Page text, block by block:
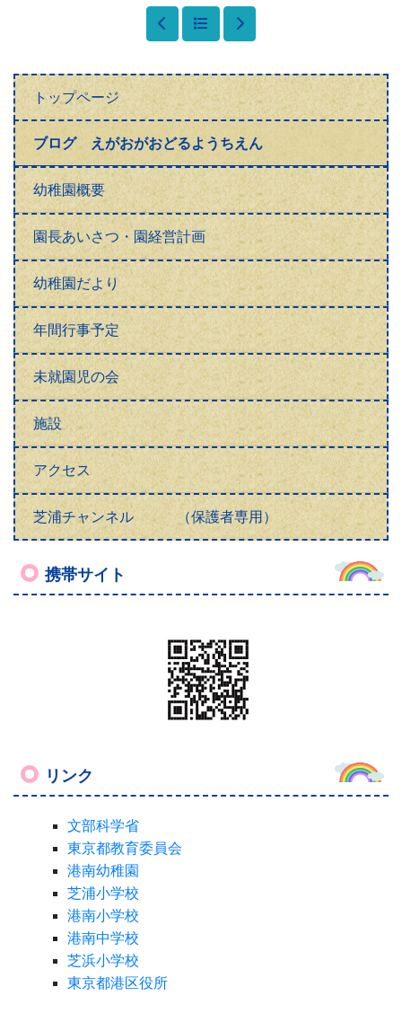
トップページ
ブログ えがおがおどるようちえん
幼稚園概要
園長あいさつ・園経営計画
幼稚園だより
年間行事予定
未就園児の会
施設
アクセス
芝浦チャンネル （保護者専用）
携帯サイト
リンク
文部科学省
東京都教育委員会
港南幼稚園
芝浦小学校
港南小学校
港南中学校
芝浜小学校
東京都港区役所